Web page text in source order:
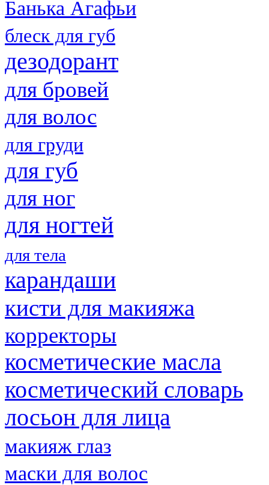
Банька Агафьи
блеск для губ
дезодорант
для бровей
для волос
для груди
для губ
для ног
для ногтей
для тела
карандаши
кисти для макияжа
корректоры
косметические масла
косметический словарь
лосьон для лица
макияж глаз
маски для волос